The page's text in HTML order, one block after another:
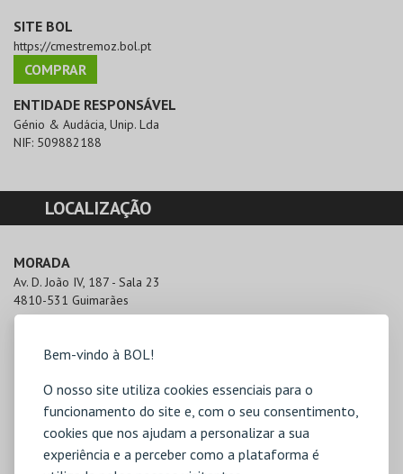
Bem-vindo à BOL!
O nosso site utiliza cookies essenciais para o
funcionamento do site e, com o seu consentimento,
cookies que nos ajudam a personalizar a sua
experiência e a perceber como a plataforma é
SITE BOL
https://cmestremoz.bol.pt
COMPRAR
ENTIDADE RESPONSÁVEL
Génio & Audácia, Unip. Lda
NIF: 509882188
LOCALIZAÇÃO
MORADA
Av. D. João IV, 187 - Sala 23
4810-531 Guimarães